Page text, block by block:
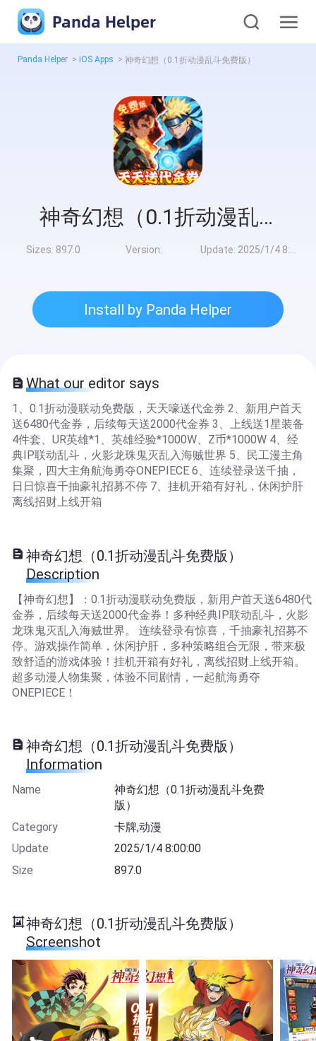
Panda Helper
Panda Helper > iOS Apps > 神奇幻想（0.1折动漫乱斗免费版）
神奇幻想（0.1折动漫乱斗免费版）
Sizes: 897.0 Version: Update: 2025/1/4 8:00:00
Install by Panda Helper
What our editor says
1、0.1折动漫联动免费版，天天嚎送代金券 2、新用户首天
送6480代金券，后续每天送2000代金券 3、上线送1星装备
4件套、UR英雄*1、英雄经验*1000W、Z币*1000W 4、经
典IP联动乱斗，火影龙珠鬼灭乱入海贼世界 5、民工漫主角
集聚，四大主角航海勇夺ONEPIECE 6、连续登录送千抽，
日日惊喜千抽豪礼招募不停 7、挂机开箱有好礼，休闲护肝
离线招财上线开箱
神奇幻想（0.1折动漫乱斗免费版）
Description
【神奇幻想】：0.1折动漫联动免费版，新用户首天送6480代
金券，后续每天送2000代金券！多种经典IP联动乱斗，火影
龙珠鬼灭乱入海贼世界。 连续登录有惊喜，千抽豪礼招募不
停。游戏操作简单，休闲护肝，多种策略组合无限，带来极
致舒适的游戏体验！挂机开箱有好礼，离线招财上线开箱。
超多动漫人物集聚，体验不同剧情，一起航海勇夺
ONEPIECE！
神奇幻想（0.1折动漫乱斗免费版）
Information
Name
神奇幻想（0.1折动漫乱斗免费
版）
Category
卡牌,动漫
Update
2025/1/4 8:00:00
Size
897.0
神奇幻想（0.1折动漫乱斗免费版）
Screenshot